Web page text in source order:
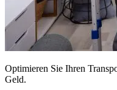
Optimieren Sie Ihren
Geld.